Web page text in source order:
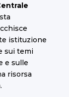
istituzione
sui temi
e sulle
risorsa